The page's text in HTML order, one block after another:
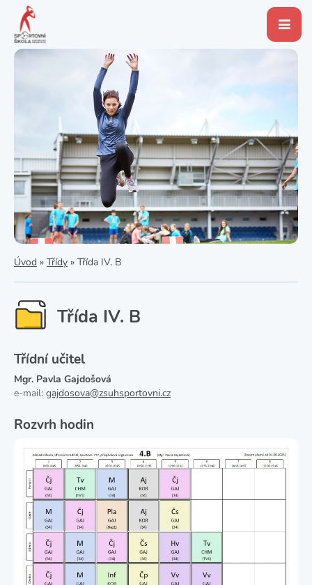
Úvod » Třídy » Třída IV. B
Třída IV. B
Třídní učitel
Mgr. Pavla Gajdošová
e-mail: gajdosova@zsuhsportovni.cz
Rozvrh hodin